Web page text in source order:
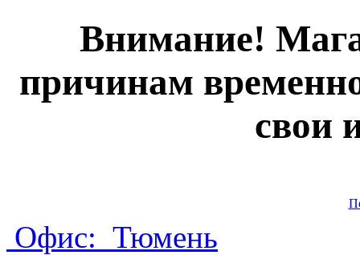
Внимание!
причинам
свои
Офис: Тюмень